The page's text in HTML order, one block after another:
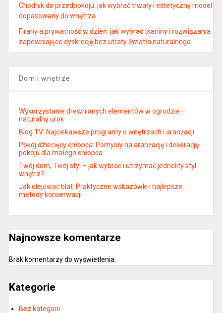
Chodnik do przedpokoju: jak wybrać trwały i estetyczny model
dopasowany do wnętrza
Firany a prywatność w dzień: jak wybrać tkaniny i rozwiązania
zapewniające dyskrecję bez utraty światła naturalnego
Dom i wnętrze
Wykorzystanie drewnianych elementów w ogrodzie –
naturalny urok
Blog TV: Najciekawsze programy o wnętrzach i aranżacji
Pokój dziecięcy chłopca: Pomysły na aranżację i dekorację
pokoju dla małego chłopca
Twój dom, Twój styl – jak wybrać i utrzymać jednolity styl
wnętrz?
Jak olejować blat: Praktyczne wskazówki i najlepsze
metody konserwacji
Najnowsze komentarze
Brak komentarzy do wyświetlenia.
Kategorie
Bez kategorii